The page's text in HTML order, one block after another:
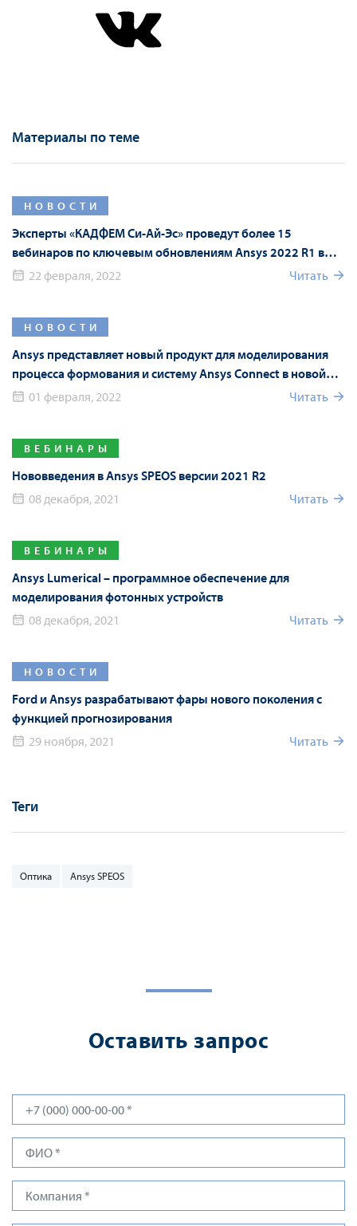
Материалы по теме
НОВОСТИ
Эксперты «КАДФЕМ Си-Ай-Эс» проведут более 15
вебинаров по ключевым обновлениям Ansys 2022 R1 в
рамках Форума Ansys
22 февраля, 2022 Читать
НОВОСТИ
Ansys представляет новый продукт для моделирования
процесса формования и систему Ansys Connect в новой
версии Ansys 2022 R1
01 февраля, 2022 Читать
ВЕБИНАРЫ
Нововведения в Ansys SPEOS версии 2021 R2
08 декабря, 2021
Читать
ВЕБИНАРЫ
Ansys Lumerical – программное обеспечение для
моделирования фотонных устройств
08 декабря, 2021
Читать
НОВОСТИ
Ford и Ansys разрабатывают фары нового поколения с
функцией прогнозирования
29 ноября, 2021
Читать
Теги
Оптика Ansys SPEOS
Оставить запрос